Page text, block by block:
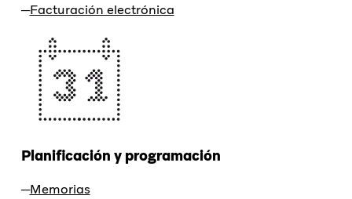
Facturación electrónica
Planificación y programación
Memorias